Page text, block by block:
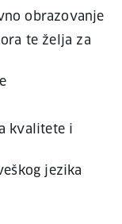
obrazovanje
te želja za
kvalitete i
jezika